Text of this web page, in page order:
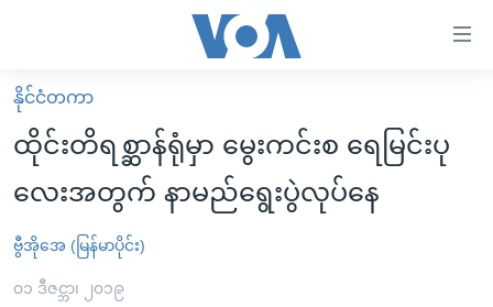
လွယ်ကူ
စေ
များ
ပင်မ
မူလစာမျက်နှာ
မြန်မာ
ကမ္ဘာ့သတင်းများ
နိုင်ငံတကာ
ဗွီဒီယို
နိုင်ငံတကာ
ထိုင်းတိရစ္ဆာန်ရုံမှာ မွေးကင်းစ ရေမြင်းပု
လေးအတွက် နာမည်ရွေးပွဲလုပ်နေ
ဗွီအိုအေ (မြန်မာပိုင်း)
၀၁ ဒီဇင္ဘာ၊ ၂၀၁၉